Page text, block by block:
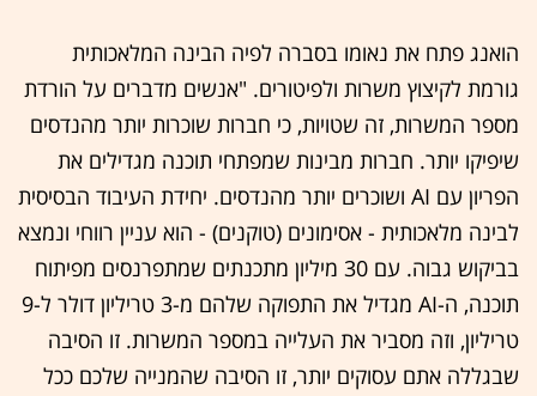
הואנג פתח את נאומו בסברה לפיה הבינה המלאכותית
גורמת לקיצוץ משרות ולפיטורים. "אנשים מדברים על הורדת
מספר המשרות, זה שטויות, כי חברות שוכרות יותר מהנדסים
שיפיקו יותר. חברות מבינות שמפתחי תוכנה מגדילים את
הפריון עם AI ושוכרים יותר מהנדסים. יחידת העיבוד הבסיסית
לבינה מלאכותית - אסימונים (טוקנים) - הוא עניין רווחי ונמצא
בביקוש גבוה. עם 30 מיליון מתכנתים שמתפרנסים מפיתוח
תוכנה, ה-AI מגדיל את התפוקה שלהם מ-3 טריליון דולר ל-9
טריליון, וזה מסביר את העלייה במספר המשרות. זו הסיבה
שבגללה אתם עסוקים יותר, זו הסיבה שהמנייה שלכם ככל